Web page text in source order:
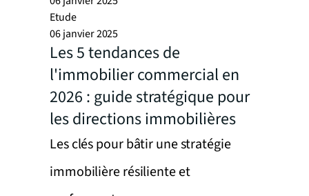
Etude
06 janvier 2025
Les 5 tendances de
l'immobilier commercial en
2026 : guide stratégique pour
les directions immobilières
Les clés pour bâtir une stratégie
immobilière résiliente et